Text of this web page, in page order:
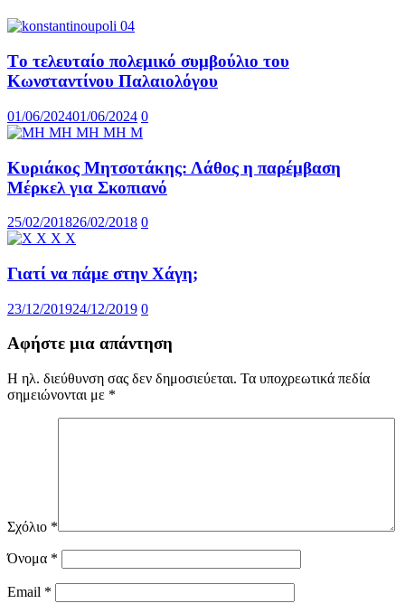
Τo τελευταίο πολεμικό συμβούλιο του
Κωνσταντίνου Παλαιολόγου
01/06/202401/06/2024 0
Κυριάκος Μητσοτάκης: Λάθος η παρέμβαση
Μέρκελ για Σκοπιανό
25/02/201826/02/2018 0
Γιατί να πάμε στην Χάγη;
23/12/201924/12/2019 0
Αφήστε μια απάντηση
Η ηλ. διεύθυνση σας δεν δημοσιεύεται. Τα υποχρεωτικά πεδία
σημειώνονται με *
Σχόλιο *
Όνομα *
Email *